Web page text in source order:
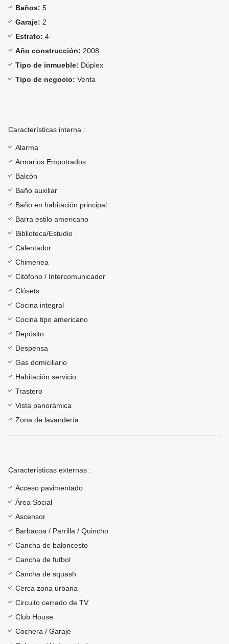
Baños: 5
Garaje: 2
Estrato: 4
Año construcción: 2008
Tipo de inmueble: Dúplex
Tipo de negocio: Venta
Características interna :
Alarma
Armarios Empotrados
Balcón
Baño auxiliar
Baño en habitación principal
Barra estilo americano
Biblioteca/Estudio
Calentador
Chimenea
Citófono / Intercomunicador
Clósets
Cocina integral
Cocina tipo americano
Depósito
Despensa
Gas domiciliario
Habitación servicio
Trastero
Vista panorámica
Zona de lavandería
Características externas :
Acceso pavimentado
Área Social
Ascensor
Barbacoa / Parrilla / Quincho
Cancha de baloncesto
Cancha de futbol
Cancha de squash
Cerca zona urbana
Circuito cerrado de TV
Club House
Cochera / Garaje